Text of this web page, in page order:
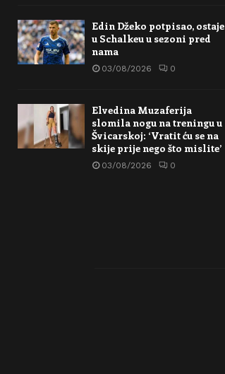
Edin Džeko potpisao, ostaje
u Schalkeu u sezoni pred
nama
03/08/2026 0
Elvedina Muzaferija
slomila nogu na treningu u
Švicarskoj: ‘Vratit ću se na
skije prije nego što mislite’
03/08/2026 0